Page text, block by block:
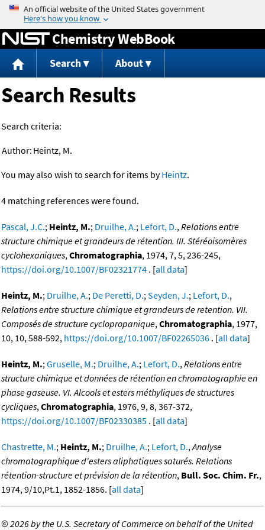
Jump to content
Chemistry WebBook
Search About
Search Results
Search criteria:
Author: Heintz, M.
You may also wish to search for items byHeintz.
4 matching references were found.
Pascal, J.C.; Heintz, M.; Druilhe, A.; Lefort, D.,Relations entre
structure chimique et grandeurs de rétention. III. Stéréoisomères
cyclohexaniques,Chromatographia, 1974, 7, 5, 236-245,
https://doi.org/10.1007/BF02321774 . [all data]
Heintz, M.; Druilhe, A.; De Peretti, D.;Seyden, J.; Lefort, D.,
Relations entre structure chimique et grandeurs de retention. VII.
Composés de structure cyclopropanique,Chromatographia, 1977,
10, 10, 588-592, https://doi.org/10.1007/BF02265036 . [all data]
Heintz, M.;Gruselle, M.; Druilhe, A.; Lefort, D.,Relations entre
structure chimique et données de rétention en chromatographie en
phase gaseuse. VI. Alcools et esters méthyliques de structures
cycliques,Chromatographia, 1976, 9, 8, 367-372,
https://doi.org/10.1007/BF02330385 . [all data]
Chastrette, M.; Heintz, M.; Druilhe, A.; Lefort, D.,Analyse
chromatographique d'esters aliphatiques saturés. Relations
rétention-structure et prévision de la rétention, Bull. Soc. Chim. Fr.,
1974, 9/10,Pt.1, 1852-1856. [all data]
©2026 by the U.S. Secretary of Commerce on behalf of the United